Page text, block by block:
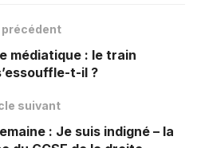
médiatique : le train
t-il ?
suivant
: Je suis indigné – la